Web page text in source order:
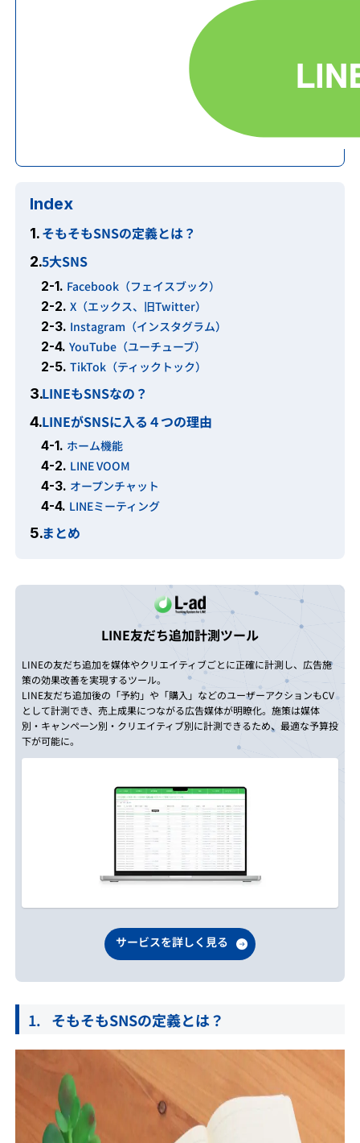
Index
1.そもそもSNSの定義とは？
2.5大SNS
2-1. Facebook（フェイスブック）
2-2. X（エックス、旧Twitter）
2-3. Instagram（インスタグラム）
2-4. YouTube（ユーチューブ）
2-5. TikTok（ティックトック）
3.LINEもSNSなの？
4.LINEがSNSに入る４つの理由
4-1. ホーム機能
4-2. LINE VOOM
4-3. オープンチャット
4-4. LINEミーティング
5.まとめ
LINE友だち追加計測ツール
LINEの友だち追加を媒体やクリエイティブごとに正確に計測し、広告施
策の効果改善を実現するツール。
LINE友だち追加後の「予約」や「購入」などのユーザーアクションもCV
として計測でき、売上成果につながる広告媒体が明瞭化。施策は媒体
別・キャンペーン別・クリエイティブ別に計測できるため、最適な予算投
下が可能に。
サービスを詳しく見る
そもそもSNSの定義とは？